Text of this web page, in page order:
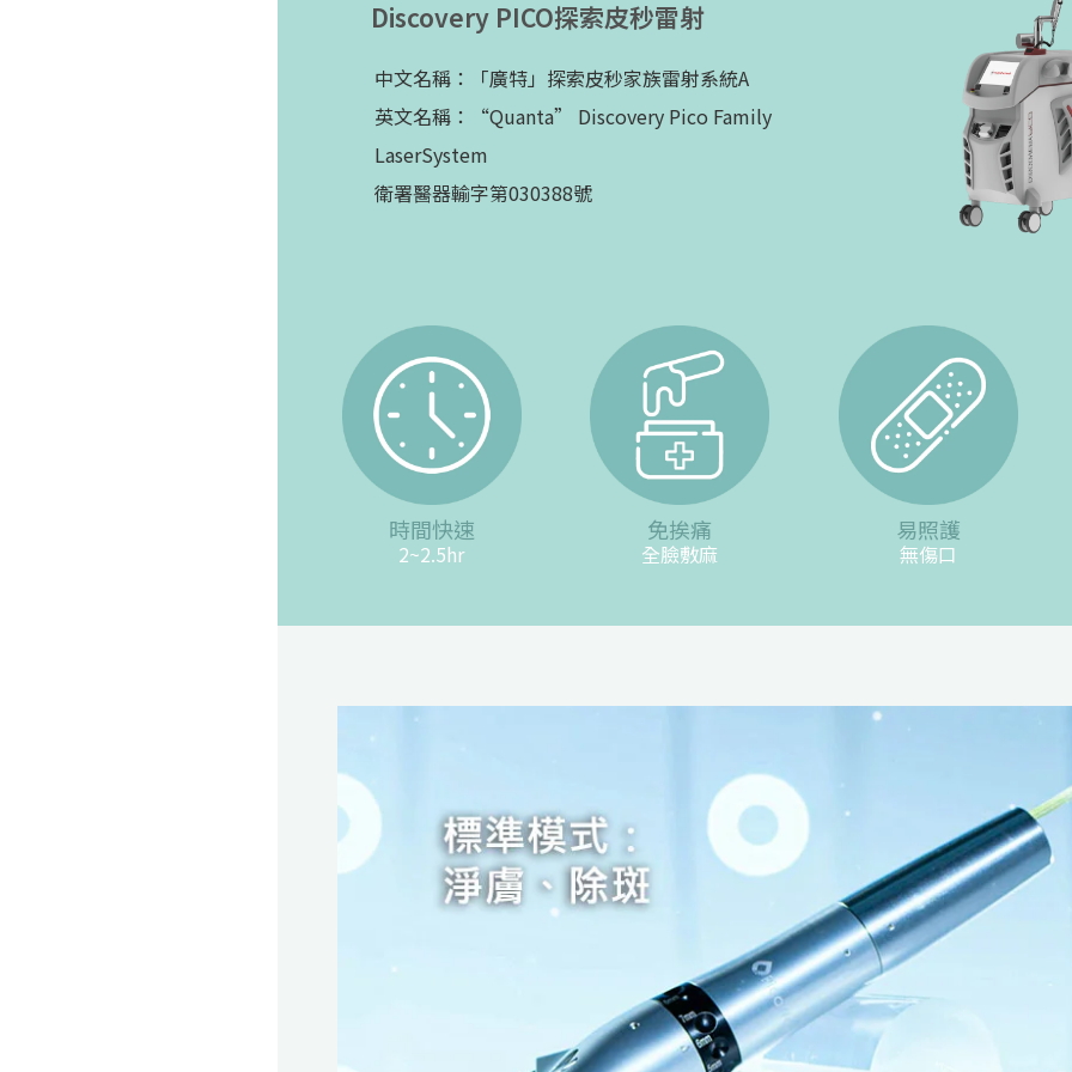
Discovery PICO探索皮秒雷射
中文名稱：「廣特」探索皮秒家族雷射系統A
英文名稱：“Quanta” Discovery Pico Family
LaserSystem
衛署醫器輸字第030388號
時間快速
2~2.5hr
免挨痛
全臉敷麻
易照護
無傷口